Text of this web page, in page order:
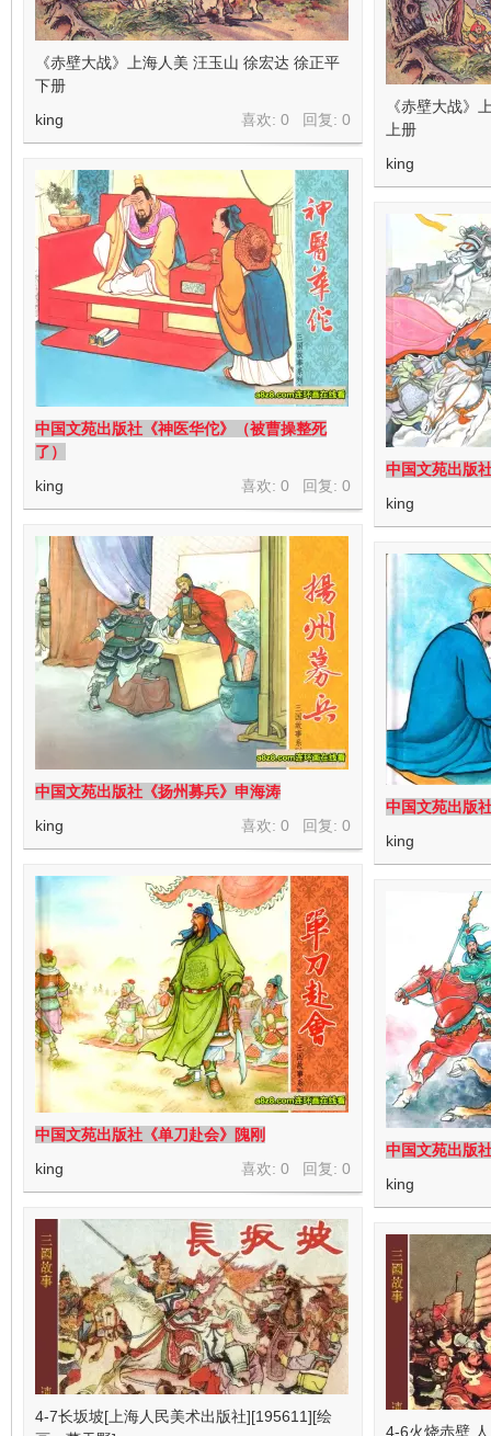
《赤壁大战》上海人美 汪玉山 徐宏达 徐正平
下册
喜欢: 0 回复: 0
king
《赤壁大战》
上册
king
中国文苑出版社《神医华佗》（被曹操整死
了）
喜欢: 0 回复: 0
king
中国文苑出版
king
中国文苑出版社《扬州募兵》申海涛
喜欢: 0 回复: 0
king
中国文苑出版
king
中国文苑出版社《单刀赴会》隗刚
喜欢: 0 回复: 0
king
中国文苑出版
king
4-7长坂坡[上海人民美术出版社][195611][绘
4-6火烧赤壁